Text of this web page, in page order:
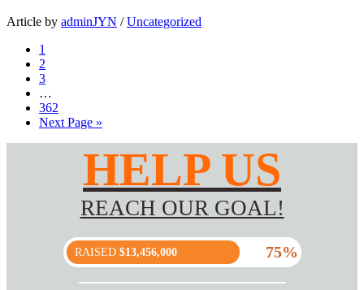
Article by adminJYN /Uncategorized
1
2
3
…
362
Next Page »
HELP US
REACH OUR GOAL!
RAISED $13,456,000 75%